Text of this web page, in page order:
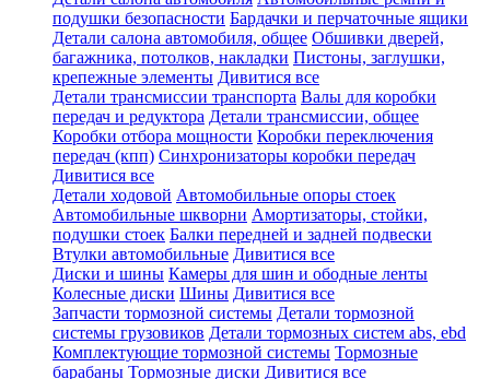
подушки безопасности Бардачки и перчаточные ящики
Детали салона автомобиля, общее Обшивки дверей,
багажника, потолков, накладки Пистоны, заглушки,
крепежные элементы Дивитися все
Детали трансмиссии транспорта Валы для коробки
передач и редуктора Детали трансмиссии, общее
Коробки отбора мощности Коробки переключения
передач (кпп) Синхронизаторы коробки передач
Дивитися все
Детали ходовой Автомобильные опоры стоек
Автомобильные шкворни Амортизаторы, стойки,
подушки стоек Балки передней и задней подвески
Втулки автомобильные Дивитися все
Диски и шины Камеры для шин и ободные ленты
Колесные диски Шины Дивитися все
Запчасти тормозной системы Детали тормозной
системы грузовиков Детали тормозных систем abs, ebd
Комплектующие тормозной системы Тормозные
барабаны Тормозные диски Дивитися все